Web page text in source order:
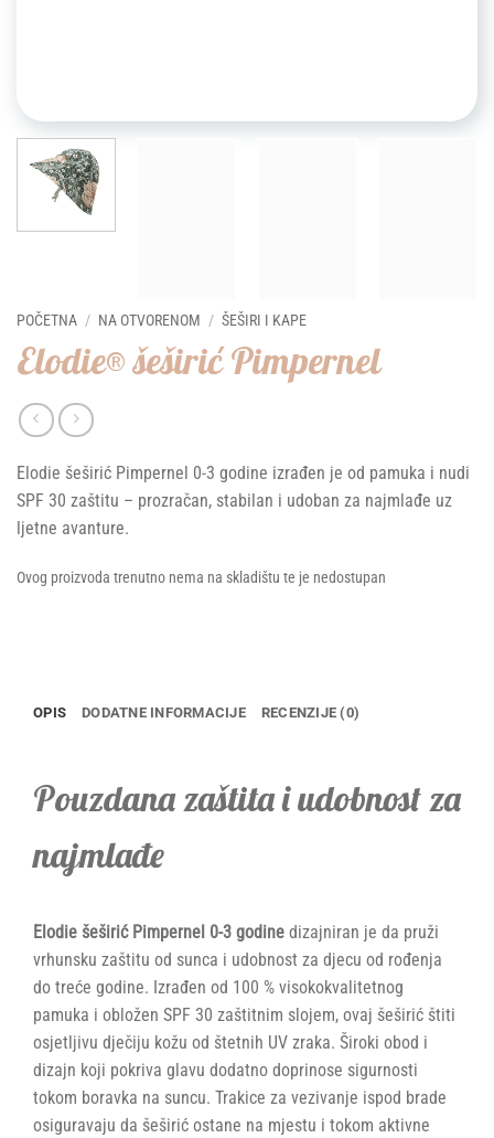
POČETNA / NA OTVORENOM / ŠEŠIRI I KAPE
Elodie® šeširić Pimpernel
Elodie šeširić Pimpernel 0-3 godine izrađen je od pamuka i nudi
SPF 30 zaštitu – prozračan, stabilan i udoban za najmlađe uz
ljetne avanture.
Ovog proizvoda trenutno nema na skladištu te je nedostupan
OPIS DODATNE INFORMACIJE RECENZIJE (0)
Pouzdana zaštita i udobnost za
najmlađe
Elodie šeširić Pimpernel 0-3 godine dizajniran je da pruži
vrhunsku zaštitu od sunca i udobnost za djecu od rođenja
do treće godine. Izrađen od 100 % visokokvalitetnog
pamuka i obložen SPF 30 zaštitnim slojem, ovaj šeširić štiti
osjetljivu dječiju kožu od štetnih UV zraka. Široki obod i
dizajn koji pokriva glavu dodatno doprinose sigurnosti
tokom boravka na suncu. Trakice za vezivanje ispod brade
osiguravaju da šeširić ostane na mjestu i tokom aktivne